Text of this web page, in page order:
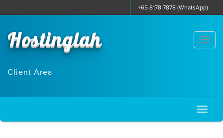
+65 8178 7878 (WhatsApp)
Hostinglah
Client Area